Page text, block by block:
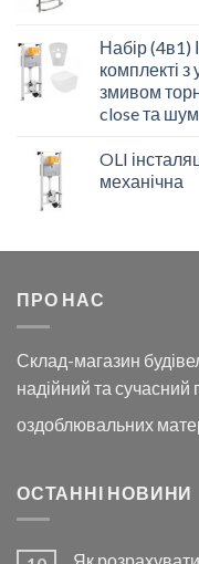
Набір (4в1)
комплекті з
змивом
close та
OLI
механічна
ПРО НАС
Склад-магазин
надійний та сучасний
оздоблювальних
ОСТАННІ НОВИНИ